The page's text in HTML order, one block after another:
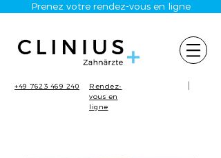
Prenez votre rendez-vous en ligne
+49 7623 469 240
Rendez-
vous en
ligne
|